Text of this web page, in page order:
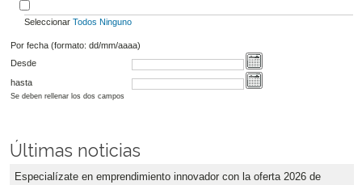
Seleccionar Todos Ninguno
Por fecha (formato: dd/mm/aaaa)
Desde
hasta
Se deben rellenar los dos campos
Últimas noticias
Especialízate en emprendimiento innovador con la oferta 2026 de